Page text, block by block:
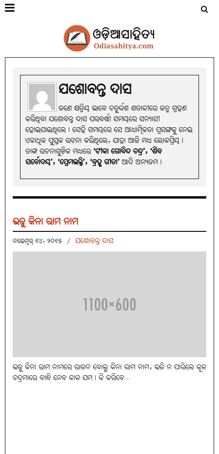
ଯଶୋବନ୍ତ ଦାସ
ଜଣେ କ୍ଷତ୍ରିୟ ଭାବେ ଚତୁର୍ଦ୍ଦଶ ଶତାବ୍ଦୀରେ ଜନ୍ମ ଗ୍ରହଣ
କରିଥିବା ଯଶୋବନ୍ତ ଦାସ ପରବର୍ତ୍ତୀ ସମୟରେ ସନ୍ୟାସୀ
ହୋଇଯାଇଥିଲେ। ସେହି ସମୟରେ ସେ ଆଧ୍ୟାତ୍ମିକତା ପ୍ରସଙ୍ଗକୁ ନେଇ
ଏକାଧିକ ପୁସ୍ତକ ରଚନା କରିଥିଲେ, ଯାହା ଆଜି ମଧ୍ୟ ଲୋକପ୍ରିୟ।
ତାଙ୍କ ରଚନାଗୁଡ଼ିକ ମଧ୍ୟରେ‘ଟୀକା ଗୋବିନ୍ଦ ଚନ୍ଦ୍ର’, ‘ଶିବ
ସର୍ବୋଦୟ’, ‘ପ୍ରେମଭକ୍ତି’, ‘ବ୍ରହ୍ମ ଗୀତା’ଆଦି ଅନ୍ୟତମ।
ଭଜୁ କିନା ରାମ ନାମ
ନଭେମ୍ବର୍ ୧୪, ୨୦୧୫ / ଯଶୋବନ୍ତ ଦାସ
ଭଜୁ କିନା ରାମ ନାମରେ ରାଜନ ବୋଲୁ କିନା ରାମ ନାମ, ଭଜି ନ ପାରିଲେ କୂଳ
ଚନ୍ଦ୍ରମାରେ ବାନ୍ଧି ନେବ କାଳ ଯମ। କି କରିବେ...